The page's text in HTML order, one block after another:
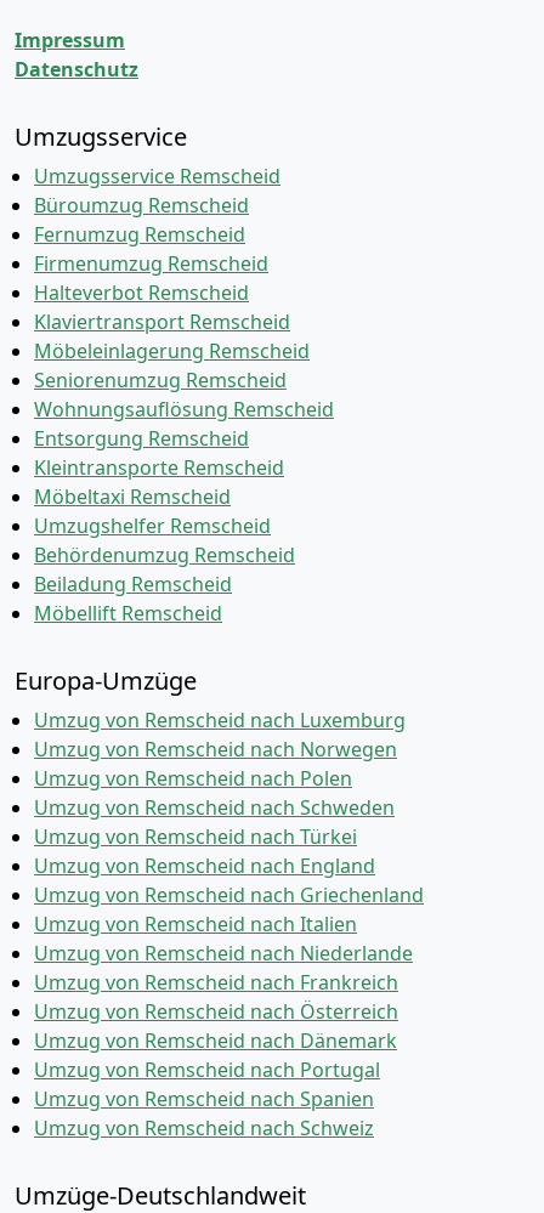
Impressum
Datenschutz
Umzugsservice
Umzugsservice Remscheid
Büroumzug Remscheid
Fernumzug Remscheid
Firmenumzug Remscheid
Halteverbot Remscheid
Klaviertransport Remscheid
Möbeleinlagerung Remscheid
Seniorenumzug Remscheid
Wohnungsauflösung Remscheid
Entsorgung Remscheid
Kleintransporte Remscheid
Möbeltaxi Remscheid
Umzugshelfer Remscheid
Behördenumzug Remscheid
Beiladung Remscheid
Möbellift Remscheid
Europa-Umzüge
Umzug von Remscheid nach Luxemburg
Umzug von Remscheid nach Norwegen
Umzug von Remscheid nach Polen
Umzug von Remscheid nach Schweden
Umzug von Remscheid nach Türkei
Umzug von Remscheid nach England
Umzug von Remscheid nach Griechenland
Umzug von Remscheid nach Italien
Umzug von Remscheid nach Niederlande
Umzug von Remscheid nach Frankreich
Umzug von Remscheid nach Österreich
Umzug von Remscheid nach Dänemark
Umzug von Remscheid nach Portugal
Umzug von Remscheid nach Spanien
Umzug von Remscheid nach Schweiz
Umzüge-Deutschlandweit